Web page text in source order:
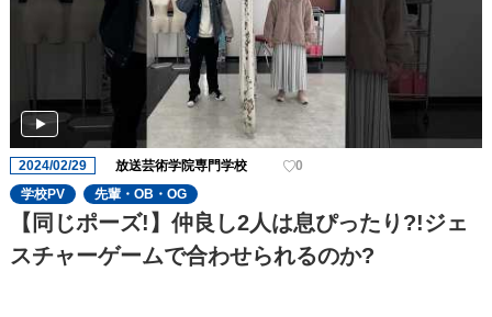
2024/02/29 放送芸術学院専門学校
0
学校PV
先輩・OB・OG
【同じポーズ!】仲良し2人は息ぴったり?!ジェ
スチャーゲームで合わせられるのか?